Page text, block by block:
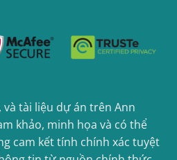
tài liệu dự án trên Ann
khảo, minh họa và có thể
cam kết tính chính xác tuyệt